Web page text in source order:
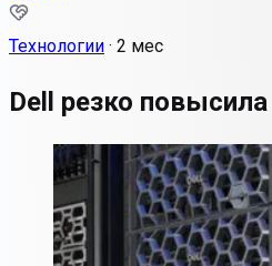
Технологии · 2 мес
Dell резко